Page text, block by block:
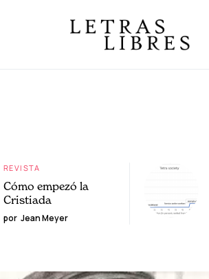
REVISTA
Cómo empezó la
Cristiada
por Jean Meyer